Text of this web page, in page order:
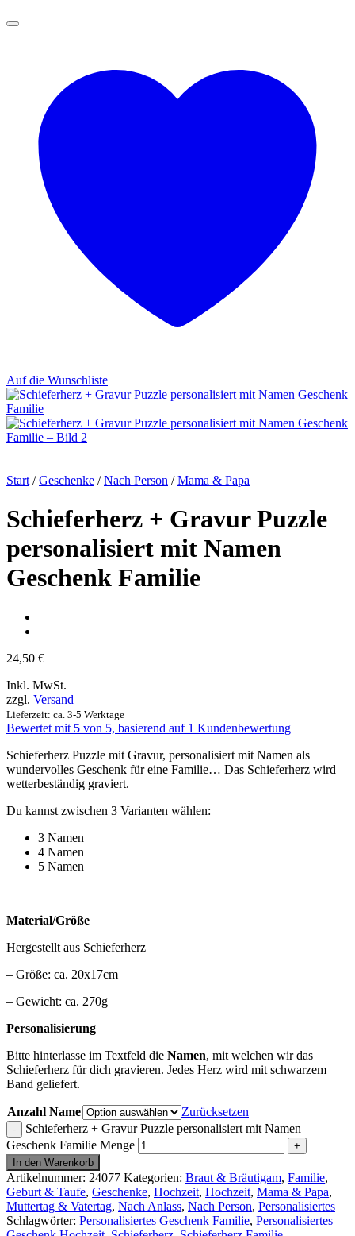
Auf die Wunschliste
Start / Geschenke / Nach Person / Mama & Papa
Schieferherz + Gravur Puzzle
personalisiert mit Namen
Geschenk Familie
24,50 €
Inkl. MwSt.
zzgl. Versand
Lieferzeit: ca. 3-5 Werktage
Bewertet mit 5 von 5, basierend auf 1 Kundenbewertung
Schieferherz Puzzle mit Gravur, personalisiert mit Namen als
wundervolles Geschenk für eine Familie… Das Schieferherz wird
wetterbeständig graviert.
Du kannst zwischen 3 Varianten wählen:
3 Namen
4 Namen
5 Namen
Material/Größe
Hergestellt aus Schieferherz
– Größe: ca. 20x17cm
– Gewicht: ca. 270g
Personalisierung
Bitte hinterlasse im Textfeld die Namen, mit welchen wir das
Schieferherz für dich gravieren. Jedes Herz wird mit schwarzem
Band geliefert.
Anzahl Name
Zurücksetzen
Schieferherz + Gravur Puzzle personalisiert mit Namen
Geschenk Familie Menge
In den Warenkorb
Artikelnummer: 24077 Kategorien: Braut & Bräutigam, Familie,
Geburt & Taufe, Geschenke, Hochzeit, Hochzeit, Mama & Papa,
Muttertag & Vatertag, Nach Anlass, Nach Person, Personalisiertes
Schlagwörter: Personalisiertes Geschenk Familie, Personalisiertes